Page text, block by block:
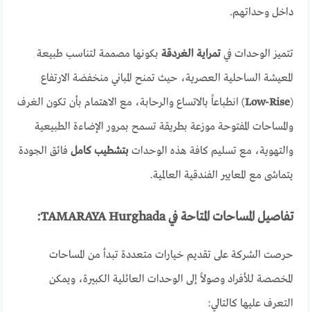
داخل وحداتهم.
تتميز الوحدات فيتمراية الغردقة بكونها مصممة لتناسب طبيعة
المعيشة الساحلية العصرية، حيث تمنح المباني منخفضة الارتفاع
(
Low-Rise) انطباعاً بالاتساع والرحابة، مع الاهتمام بأن تكون الغرف
والمساحات المفتوحة موزعة بطريقة تسمح بمرور الإضاءة الطبيعية
والتهوية، مع تسليم كافة هذه الوحداتبتشطيب كامل فائق الجودة
يتماشى مع المعايير الفندقية العالمية.
تفاصيل المساحات المتاحة في TAMARAYA Hurghada:
حرصت الشركة على تقديم خيارات متعددة تبدأ من المساحات
المخصصة للأفراد وصولاً إلى الوحدات العائلية الكبيرة، ويمكن
التعرف عليها كالتالي: